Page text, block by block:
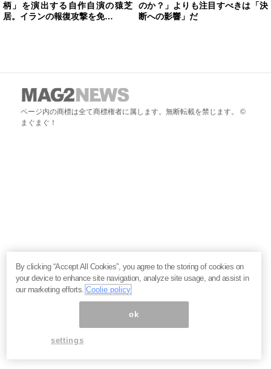
柄」を演出する自作自演の猿芝
居。イランの報復攻撃を免…
のか？」よりも注目すべきは「決
断への影響」だ
ページ内の商標は全て商標権者に属します。無断転載を禁じます。 ©
まぐまぐ！
By clicking “Accept All Cookies”, you agree to the storing of cookies on
your device to enhance site navigation, analyze site usage, and assist in
our marketing efforts.Coolie policy
ok
settings